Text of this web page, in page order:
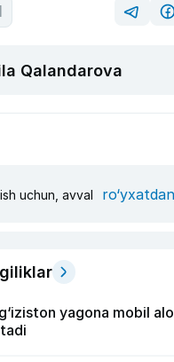
Qalandarova
uchun, avval
yagona mobil